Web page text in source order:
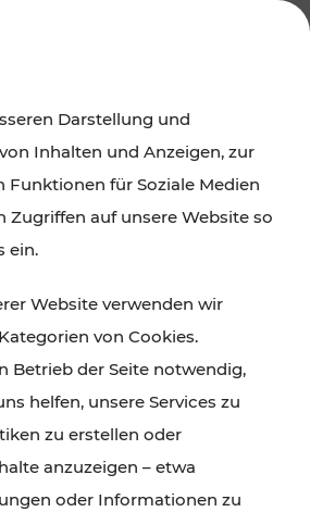
zu Fahrplanänderungen,
Darstellung und
Inhalten und Anzeigen, zur
Funktionen für Soziale Medien
Zugriffen auf unsere Website so
ein.
Website verwenden wir
von Cookies.
Betrieb der Seite notwendig,
helfen, unsere Services zu
zu erstellen oder
anzuzeigen – etwa
oder Informationen zu